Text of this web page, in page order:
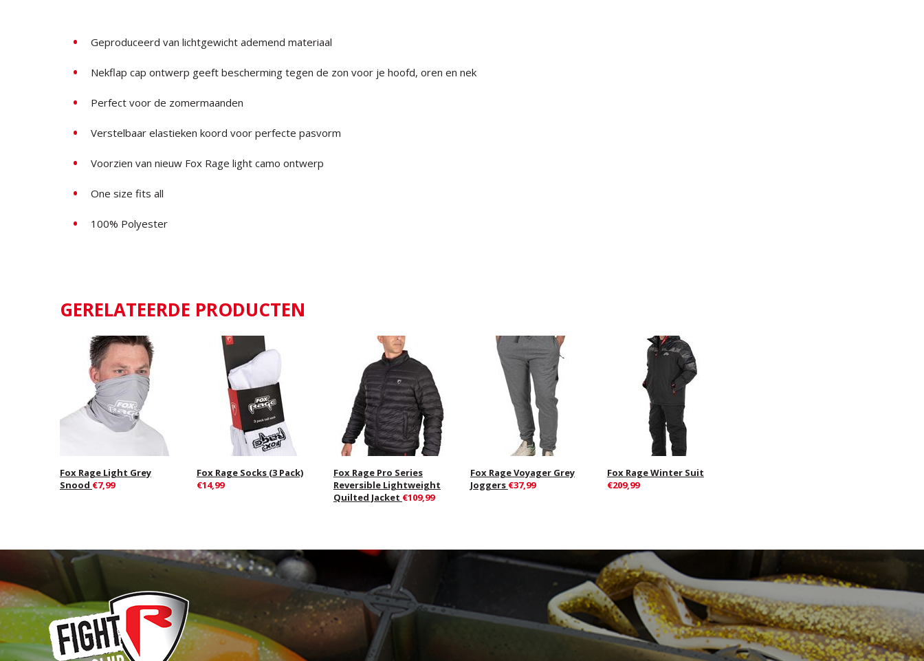
Geproduceerd van lichtgewicht ademend materiaal
Nekflap cap ontwerp geeft bescherming tegen de zon voor je hoofd, oren en nek
Perfect voor de zomermaanden
Verstelbaar elastieken koord voor perfecte pasvorm
Voorzien van nieuw Fox Rage light camo ontwerp
One size fits all
100% Polyester
GERELATEERDE PRODUCTEN
Fox Rage Light Grey
Snood €7,99
Fox Rage Socks (3 Pack)
€14,99
Fox Rage Pro Series
Reversible Lightweight
Quilted Jacket €109,99
Fox Rage Voyager Grey
Joggers €37,99
Fox Rage Winter Suit
€209,99